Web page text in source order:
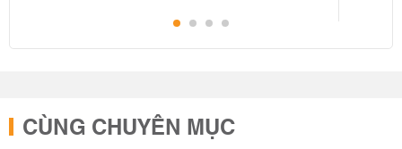
CÙNG CHUYÊN MỤC